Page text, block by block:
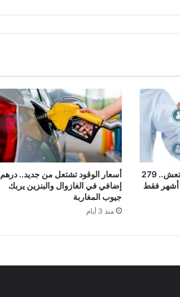
سوق الشغل في المغرب ينتعش.. 279
أشهر فقط
أسعار الوقود تشتعل من جديد.. درهم
إضافي في الغازوال والبنزين يربك
جيوب المغاربة
منذ 3 أيام